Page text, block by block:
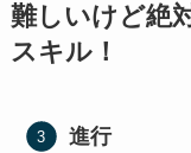
難しいけど絶
スキル！
進行